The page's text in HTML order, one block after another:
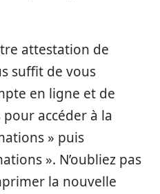
attestation de
suffit de vous
en ligne et de
accéder à la
» puis
». N’oubliez pas
la nouvelle